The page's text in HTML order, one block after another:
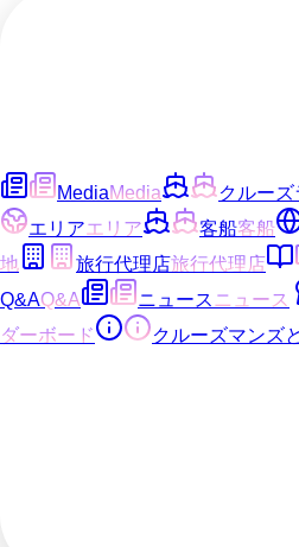
MediaMedia クルーズ
エリアエリア 客船客船
地
旅行代理店旅行代理店
Q&AQ&A ニュース ニュース
ダーボード
クルーズマンズ